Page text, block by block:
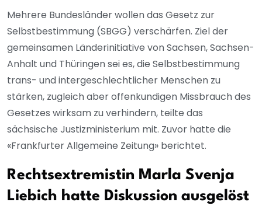
Mehrere Bundesländer wollen das Gesetz zur
Selbstbestimmung (SBGG) verschärfen. Ziel der
gemeinsamen Länderinitiative von Sachsen, Sachsen-
Anhalt und Thüringen sei es, die Selbstbestimmung
trans- und intergeschlechtlicher Menschen zu
stärken, zugleich aber offenkundigen Missbrauch des
Gesetzes wirksam zu verhindern, teilte das
sächsische Justizministerium mit. Zuvor hatte die
«Frankfurter Allgemeine Zeitung» berichtet.
Rechtsextremistin Marla Svenja
Liebich hatte Diskussion ausgelöst